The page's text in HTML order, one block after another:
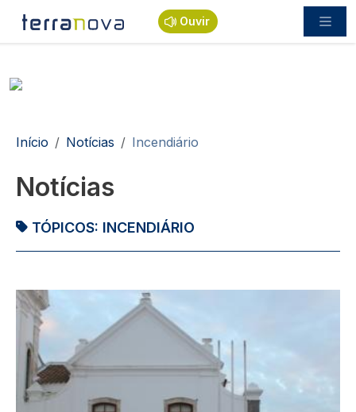
Passar para o conteúdo principal
Ouvir
Navegação estrutural
Início Notícias Incendiário
Notícias
TÓPICOS: INCENDIÁRIO
Imagem